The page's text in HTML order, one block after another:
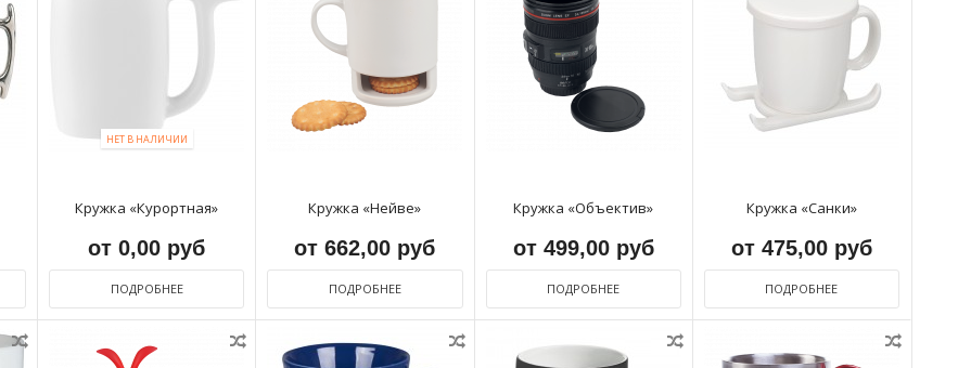
НЕТ В НАЛИЧИИ
Кружка «Курортная»
от 0,00 руб
ПОДРОБНЕЕ
Кружка «Нейве»
от 662,00 руб
ПОДРОБНЕЕ
Кружка «Объектив»
от 499,00 руб
ПОДРОБНЕЕ
Кружка «Санки»
от 475,00 руб
ПОДРОБНЕЕ